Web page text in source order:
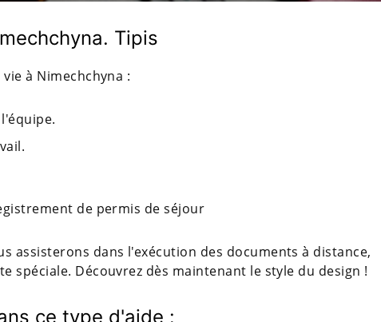
Tipis
à Nimechchyna :
de permis de séjour
assisterons dans l'exécution des documents à distance,
spéciale. Découvrez dès maintenant le style du design !
ce type d'aide :